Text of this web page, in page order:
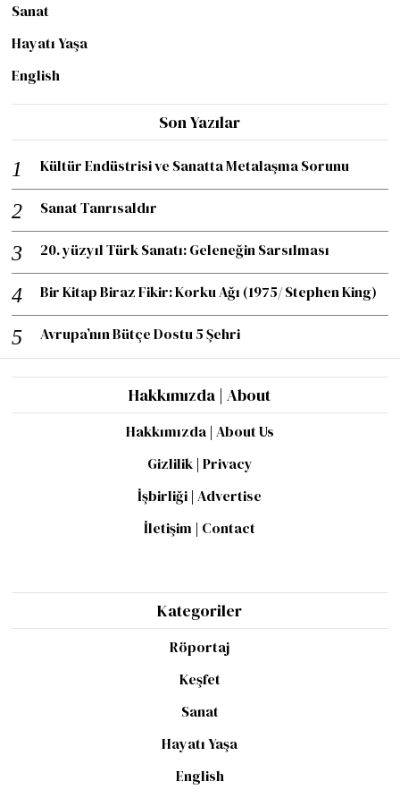
Sanat
Hayatı Yaşa
English
Son Yazılar
Kültür Endüstrisi ve Sanatta Metalaşma Sorunu
Sanat Tanrısaldır
20. yüzyıl Türk Sanatı: Geleneğin Sarsılması
Bir Kitap Biraz Fikir: Korku Ağı (1975/ Stephen King)
Avrupa’nın Bütçe Dostu 5 Şehri
Hakkımızda | About
Hakkımızda | About Us
Gizlilik | Privacy
İşbirliği | Advertise
İletişim | Contact
Kategoriler
Röportaj
Keşfet
Sanat
Hayatı Yaşa
English